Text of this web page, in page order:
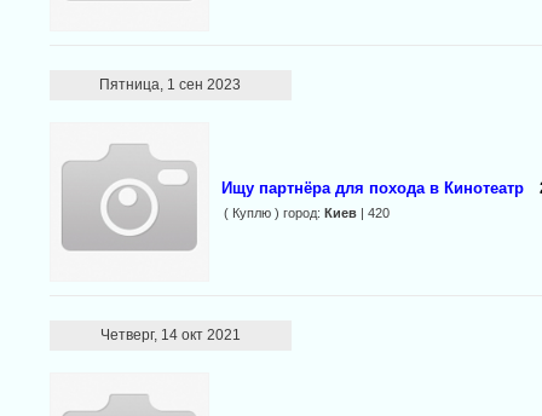
Пятница, 1 сен 2023
Ищу партнёра для похода в Кинотеатр
( Куплю ) город: Киев| 420
Четверг, 14 окт 2021